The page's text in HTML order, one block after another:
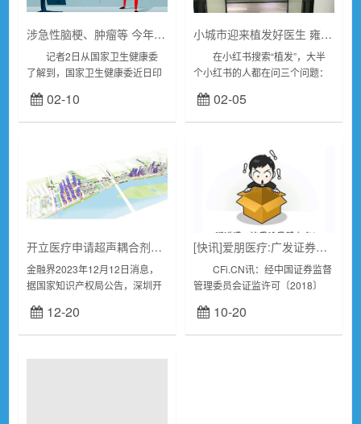
涉急性脑梗、肿瘤等 今年国家医疗质量安全改进目标出炉
记者2日从国家卫生健康委
了解到，国家卫生健康委近日印
目标和各专业2024年质控工作改
进目标。其中，国家医疗质量安
02-10
小城市迎来植发好医生 雍禾医疗推北上广名医全国巡诊
在小红书搜索“植发”，大半
个小红书的人都在问三个问题：
多少钱。众多有植发想法的消费
者面对植发市场像是瑟缩着伸出
02-05
开立医疗申请超声耦合剂温度调节专利，提升超声诊断的效率及体验
金融界2023年12月12日消息，
据国家知识产权局公告，深圳开
请一项名为“一种超声耦合剂温度
调节方法、装置、设备、系统及
12-20
[快讯]爱朋医疗:广发证券股份有限公司江苏爱朋医疗科技股份有限公司募集资金投资项目延期的核查意见
CFi.CN讯：经中国证券监督
管理委员会证监许可〔2018〕
公众公开发行人民币普通股（A
股）股票2,020万股，发行价格
10-20